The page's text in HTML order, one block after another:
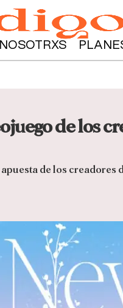
NOSOTRXS
de los
de los creadores